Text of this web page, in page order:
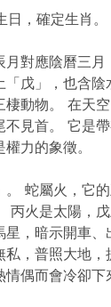
日，確定生肖。
對應陰曆三月
「戊」，也含
棲動物。 在天
見首。 它是
力的象徵。
蛇屬火，它
丙火是太陽，
星，暗示開車
，普照大地
偶而會冷卻下